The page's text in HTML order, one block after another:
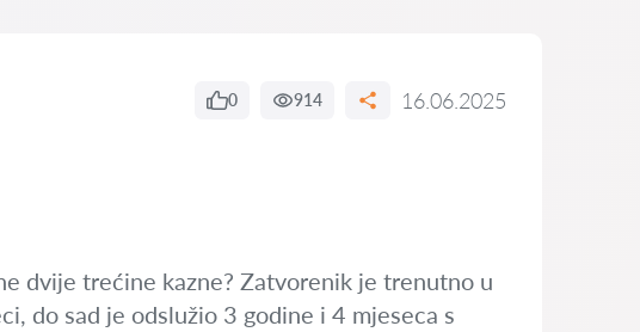
0 914 16.06.2025
dvije trećine kazne? Zatvorenik je trenutno u
do sad je odslužio 3 godine i 4 mjeseca s